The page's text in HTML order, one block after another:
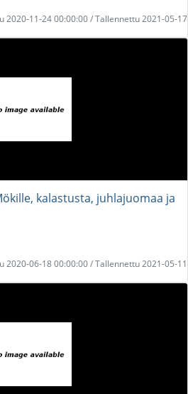
2020-11-24 00:00:00 / Tallennettu 2021-05-17
kalastusta, juhlajuomaa ja
2020-06-18 00:00:00 / Tallennettu 2021-05-11